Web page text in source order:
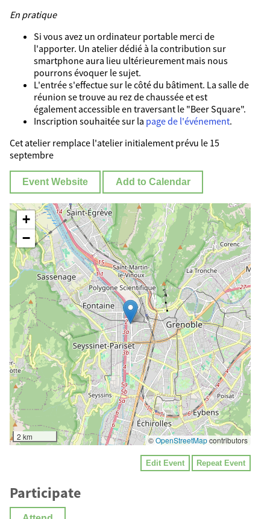
En pratique
Si vous avez un ordinateur portable merci de
l'apporter. Un atelier dédié à la contribution sur
smartphone aura lieu ultérieurement mais nous
pourrons évoquer le sujet.
L'entrée s'effectue sur le côté du bâtiment. La salle de
réunion se trouve au rez de chaussée et est
également accessible en traversant le "Beer Square".
Inscription souhaitée sur la page de l'événement.
Cet atelier remplace l'atelier initialement prévu le 15
septembre
Event Website Add to Calendar
+
−
2 km ©OpenStreetMapcontributors
Edit Event Repeat Event
Participate